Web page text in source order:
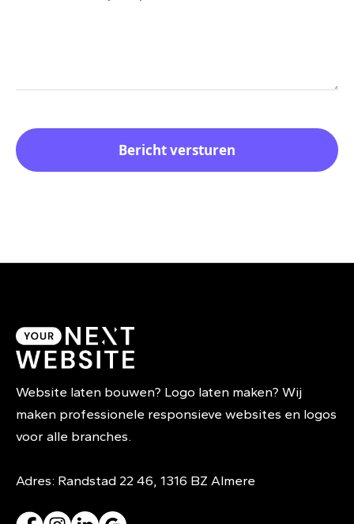
Website laten bouwen? Logo laten maken? Wij
maken professionele responsieve websites en logos
voor alle branches.
Adres: Randstad 22 46, 1316 BZ Almere